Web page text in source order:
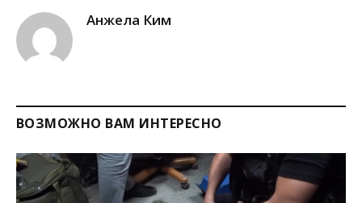
Анжела Ким
ВОЗМОЖНО ВАМ ИНТЕРЕСНО